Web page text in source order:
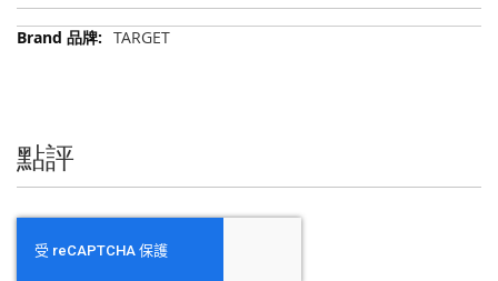
更
TARGET
點評